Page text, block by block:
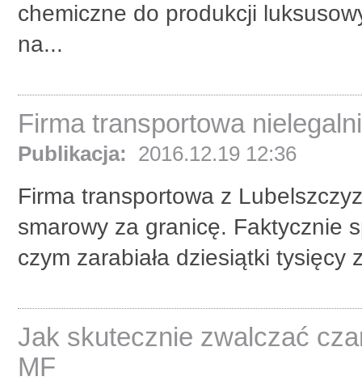
chemiczne do produkcji
na...
Firma transportowa
Publikacja: 2016.12.19 12:36
Firma transportowa z
smarowy za granicę. Faktycznie
czym zarabiała dziesiątki tysięcy
Jak skutecznie zwalczać
MF